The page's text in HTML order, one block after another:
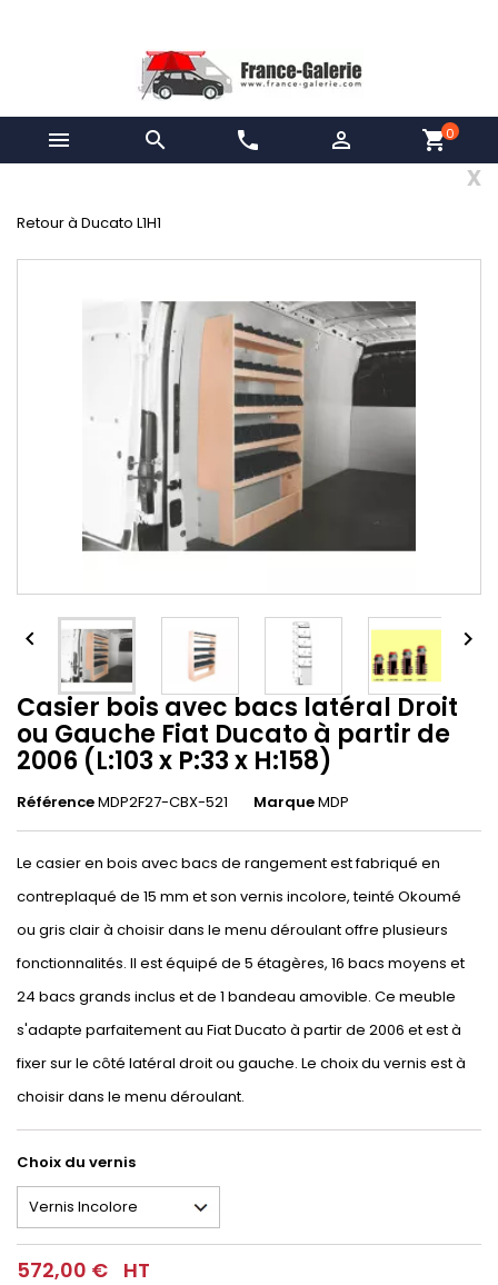
  phone  shopping_cart0
x
Retour à Ducato L1H1
 
Casier bois avec bacs latéral Droit
ou Gauche Fiat Ducato à partir de
2006 (L:103 x P:33 x H:158)
RéférenceMDP2F27-CBX-521 MarqueMDP
Le casier en bois avec bacs de rangement est fabriqué en
contreplaqué de 15 mm et son vernis incolore, teinté Okoumé
ou gris clair à choisir dans le menu déroulant offre plusieurs
fonctionnalités. Il est équipé de 5 étagères, 16 bacs moyens et
24 bacs grands inclus et de 1 bandeau amovible. Ce meuble
s'adapte parfaitement au Fiat Ducato à partir de 2006 et est à
fixer sur le côté latéral droit ou gauche. Le choix du vernis est à
choisir dans le menu déroulant.
Choix du vernis
572,00 € HT